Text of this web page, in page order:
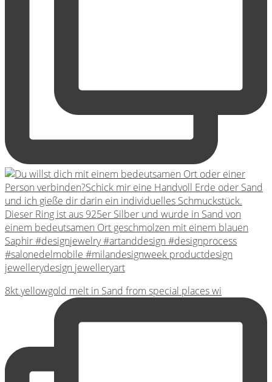
8kt yellowgold melt in Sand from special places wi